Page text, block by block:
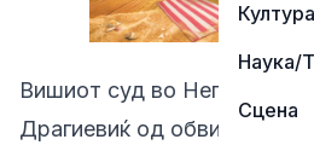
Култура
Наука/
Сцена
Вишиот суд во Неготин го
Драгиевиќ од